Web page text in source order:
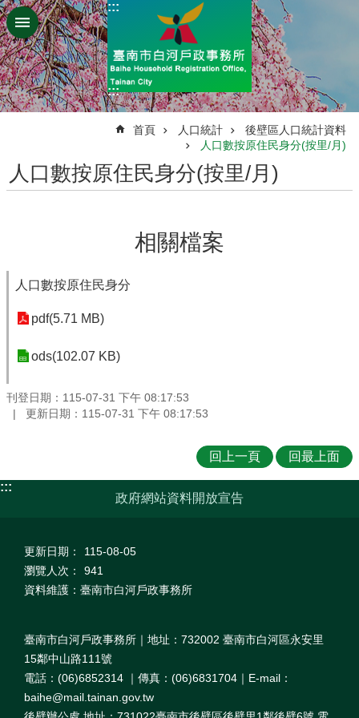
跳到主要內容區塊
:::
:::
首頁 人口統計
後壁區人口統計資料
人口數按原住民身分(按里/月)
人口數按原住民身分(按里/月)
相關檔案
人口數按原住民身分
pdf(5.71 MB)
ods(102.07 KB)
刊登日期：115-07-31 下午 08:17:53
更新日期：115-07-31 下午 08:17:53
回上一頁 回最上面
:::
政府網站資料開放宣告
更新日期：
115-08-05
瀏覽人次：
941
資料維護：臺南市白河戶政事務所
臺南市白河戶政事務所｜地址：732002 臺南市白河區永安里
15鄰中山路111號
電話：(06)6852314 ｜傳真：(06)6831704｜E-mail：
baihe@mail.tainan.gov.tw